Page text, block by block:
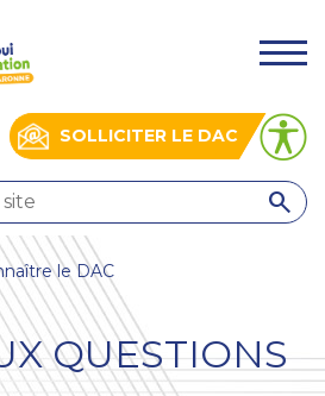
SOLLICITER LE DAC
.
le DAC
QUESTIONS